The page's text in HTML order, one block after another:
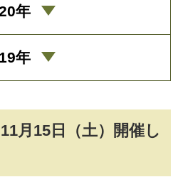
月15日（土）開催し
年
年